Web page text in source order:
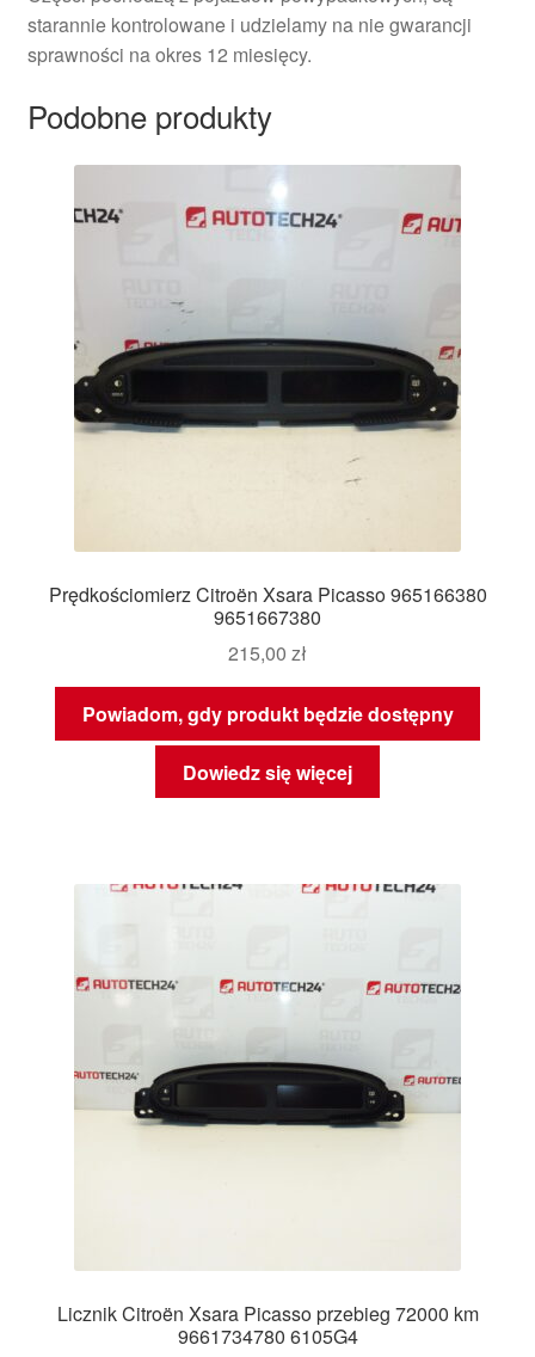
starannie kontrolowane i udzielamy na nie gwarancji
sprawności na okres 12 miesięcy.
Podobne produkty
Prędkościomierz Citroën Xsara Picasso 965166380
9651667380
215,00 zł
Powiadom, gdy produkt będzie dostępny
Dowiedz się więcej
Licznik Citroën Xsara Picasso przebieg 72000 km
9661734780 6105G4